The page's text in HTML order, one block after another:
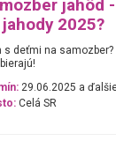
jahôd
jahody 2025?
s deťmi na
29.06.2025 a
Celá SR